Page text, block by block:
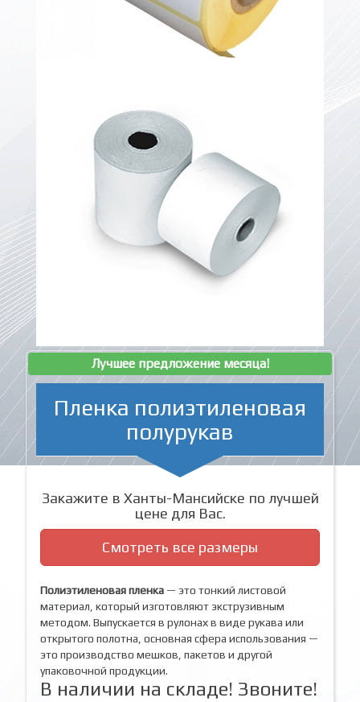
Лучшее предложение месяца!
Пленка полиэтиленовая
полурукав
Закажите в Ханты-Мансийске по лучшей
цене для Вас.
Смотреть все размеры
Полиэтиленовая пленка — это тонкий листовой
материал, который изготовляют экструзивным
методом. Выпускается в рулонах в виде рукава или
открытого полотна, основная сфера использования —
это производство мешков, пакетов и другой
упаковочной продукции.
В наличии на складе! Звоните!